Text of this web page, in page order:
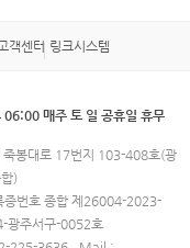
객센터 링크시스템
매주 토 일 공휴일 휴무
죽봉대로 17번지 103-408호(광
)
증번호 종합 제26004-2023-
광주서구-0052호